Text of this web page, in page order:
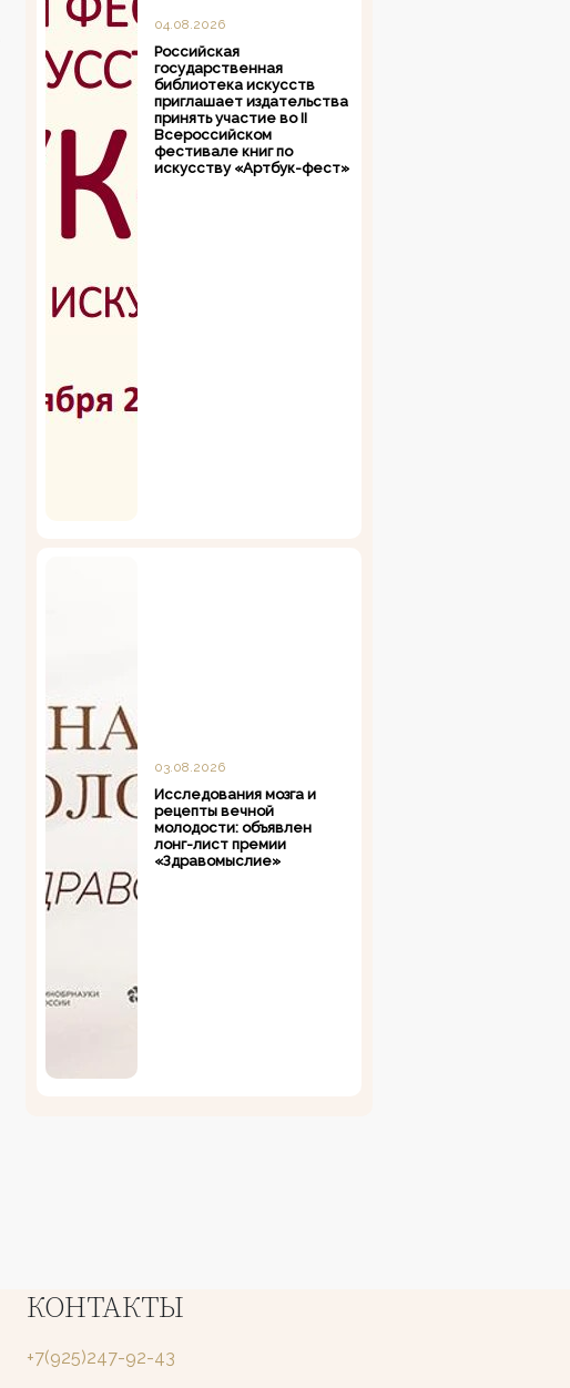
04.08.2026
Российская
государственная
библиотека искусств
приглашает издательства
принять участие во II
Всероссийском
фестивале книг по
искусству «Артбук-фест»
03.08.2026
Исследования мозга и
рецепты вечной
молодости: объявлен
лонг-лист премии
«Здравомыслие»
КОНТАКТЫ
+7(925)247-92-43